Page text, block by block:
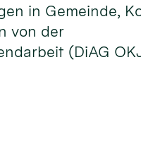
in Gemeinde,
von der
(DiAG